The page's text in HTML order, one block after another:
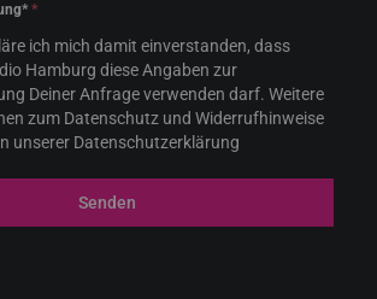
*
ich mich damit einverstanden, dass
Hamburg diese Angaben zur
Deiner Anfrage verwenden darf. Weitere
zum Datenschutz und Widerrufhinweise
unserer Datenschutzerklärung
Senden